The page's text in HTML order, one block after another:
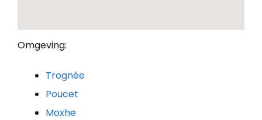
Omgeving:
Trognée
Poucet
Moxhe